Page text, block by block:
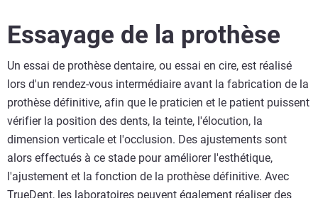
Essayage de la prothèse
Un essai de prothèse dentaire, ou essai en cire, est réalisé
lors d'un rendez-vous intermédiaire avant la fabrication de la
prothèse définitive, afin que le praticien et le patient puissent
vérifier la position des dents, la teinte, l'élocution, la
dimension verticale et l'occlusion. Des ajustements sont
alors effectués à ce stade pour améliorer l'esthétique,
l'ajustement et la fonction de la prothèse définitive. Avec
TrueDent, les laboratoires peuvent également réaliser des